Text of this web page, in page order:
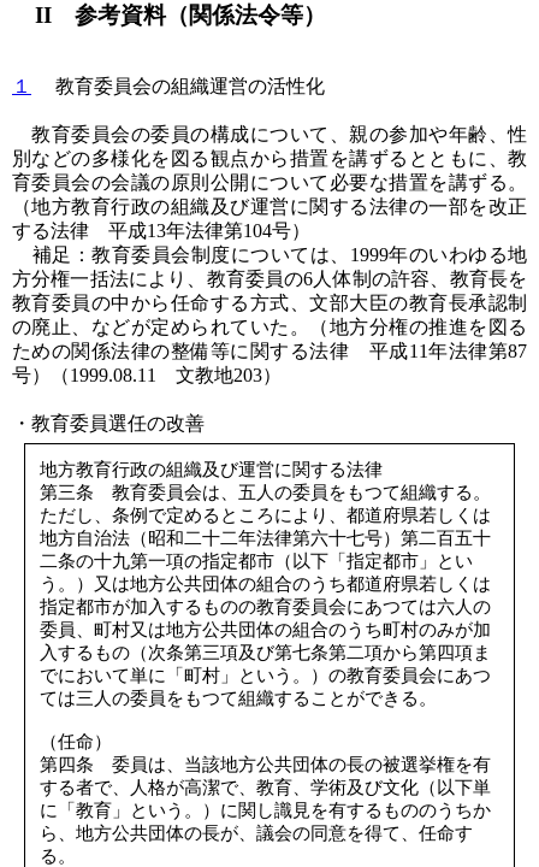
II 参考資料（関係法令等）
１ 教育委員会の組織運営の活性化
教育委員会の委員の構成について、親の参加や年齢、性
別などの多様化を図る観点から措置を講ずるとともに、教
育委員会の会議の原則公開について必要な措置を講ずる。
（地方教育行政の組織及び運営に関する法律の一部を改正
する法律 平成13年法律第104号）
補足：教育委員会制度については、1999年のいわゆる地
方分権一括法により、教育委員の6人体制の許容、教育長を
教育委員の中から任命する方式、文部大臣の教育長承認制
の廃止、などが定められていた。（地方分権の推進を図る
ための関係法律の整備等に関する法律 平成11年法律第87
号）（1999.08.11 文教地203）
・教育委員選任の改善
地方教育行政の組織及び運営に関する法律
第三条 教育委員会は、五人の委員をもつて組織する。
ただし、条例で定めるところにより、都道府県若しくは
地方自治法（昭和二十二年法律第六十七号）第二百五十
二条の十九第一項の指定都市（以下「指定都市」とい
う。）又は地方公共団体の組合のうち都道府県若しくは
指定都市が加入するものの教育委員会にあつては六人の
委員、町村又は地方公共団体の組合のうち町村のみが加
入するもの（次条第三項及び第七条第二項から第四項ま
でにおいて単に「町村」という。）の教育委員会にあつ
ては三人の委員をもつて組織することができる。
（任命）
第四条 委員は、当該地方公共団体の長の被選挙権を有
する者で、人格が高潔で、教育、学術及び文化（以下単
に「教育」という。）に関し識見を有するもののうちか
ら、地方公共団体の長が、議会の同意を得て、任命す
る。